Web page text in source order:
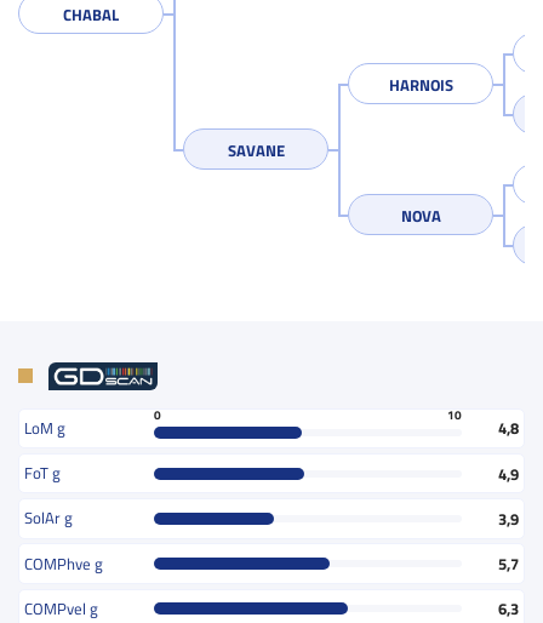
CHABAL
SAVANE
HARNOIS
NOVA
LoM g
0 10
4,8
FoT g
4,9
SolAr g
3,9
COMPhve g
5,7
COMPvel g
6,3